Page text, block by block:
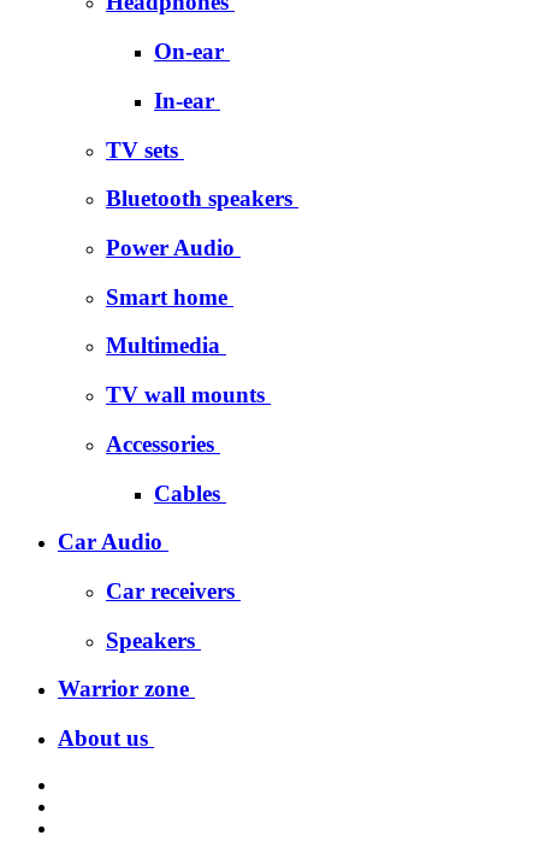
On-ear
In-ear
TV sets
Bluetooth speakers
Power Audio
Smart home
Multimedia
TV wall mounts
Accessories
Cables
Car Audio
Car receivers
Speakers
Warrior zone
About us